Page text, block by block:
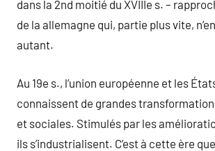
dans la 2nd moitié du XVIIIe s. –
de la allemagne qui, partie plus vite,
autant.
Au 19e s., l’union européenne et les
connaissent de grandes
et sociales. Stimulés par les
ils s’industrialisent. C’est à cette ère